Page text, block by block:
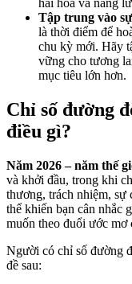
Tập trung vào
là thời điểm để
chu kỳ mới. Hãy
vững cho tương
mục tiêu lớn hơn.
Chỉ số đường
điều gì?
Năm 2026 – năm thế
và khởi đầu, trong khi
thương, trách nhiệm, sự
thể khiến bạn cân nhắc
muốn theo đuổi ước mơ
Người có chỉ số đường
đề sau: